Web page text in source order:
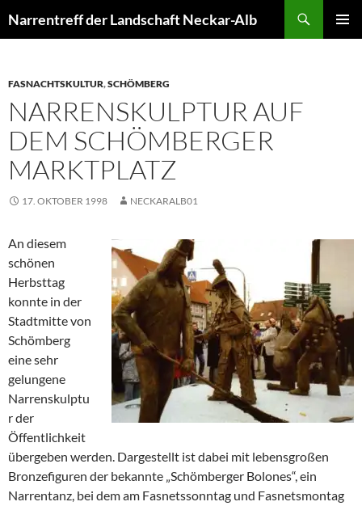
Inhalt
Narrentreff der Landschaft Neckar-Alb
FASNACHTSKULTUR,SCHÖMBERG
NARRENSKULPTUR AUF
DEM SCHÖMBERGER
MARKTPLATZ
17. OKTOBER 1998 NECKARALB01
An diesem
schönen
Herbsttag
konnte in der
Stadtmitte von
Schömberg
eine sehr
gelungene
Narrenskulptu
r der
Öffentlichkeit
übergeben werden. Dargestellt ist dabei mit lebensgroßen
Bronzefiguren der bekannte „Schömberger Bolones“, ein
Narrentanz, bei dem am Fasnetssonntag und Fasnetsmontag